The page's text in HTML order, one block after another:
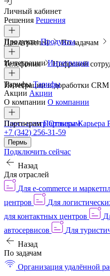
Личный кабинет
Решения Решения
Для отраслей По задачам
ПродуктыПродукты
Телефония Цифровой
ИнтеграцииИнтеграции
Интеграции и доработки CRM
ТарифыТарифы
Акции Акции
О компании О компании
Пресс-центрОтзывыКарьера
ПартнерамПартнерам
+7 (342) 256-31-59
Пермь
Подключить сейчас
Назад
Для отраслей
Для e-commerce и
центров
Для
для контактных центров
автосервисов
Для
Назад
По задачам
Организация удалённой